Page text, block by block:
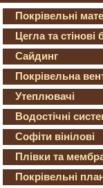
Покрівельні
Цегла та стінові
Сайдинг
Покрівельна
Утеплювачі
Водостічні
Софіти вінілові
Плівки та
Покрівельні